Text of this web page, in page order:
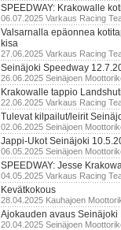
SPEEDWAY: Krakowalle
06.07.2025 Varkaus Racing
Valsarnalla epäonnea
kisa
27.06.2025 Varkaus Racing
Seinäjoki Speedway
26.06.2025 Seinäjoen
Krakowalle tappio
22.06.2025 Varkaus Racing
Tulevat kilpailut/leirit
02.06.2025 Seinäjoen
Jappi-Ukot Seinäjoki
06.05.2025 Seinäjoen
SPEEDWAY: Jesse
04.05.2025 Varkaus Racing
Kevätkokous
28.04.2025 Kauhajoen
Ajokauden avaus
20.04.2025 Seinäjoen